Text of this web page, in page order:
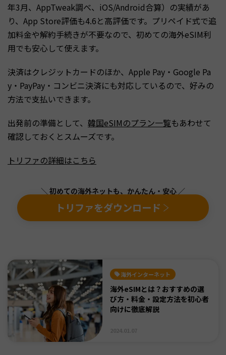
年3月、AppTweak調べ、iOS/Android合算）の実績があ
り、App Store評価も4.6と高評価です。プリペイド式で追
加料金や解約手続きが不要なので、初めての海外eSIM利
用でも安心して使えます。
決済はクレジットカードのほか、Apple Pay・Google Pa
y・PayPay・コンビニ決済にも対応しているので、好みの
方法で支払いできます。
出発前の準備として、 韓国eSIMのプラン一覧もあわせて
確認しておくとスムーズです。
トリファの詳細はこちら
＼ 初めての海外ネットも、かんたん・安心 ／
トリファをダウンロード
海外インターネット
海外eSIMとは？おすすめの選
び方・料金・設定方法を初心者
向けに徹底解説